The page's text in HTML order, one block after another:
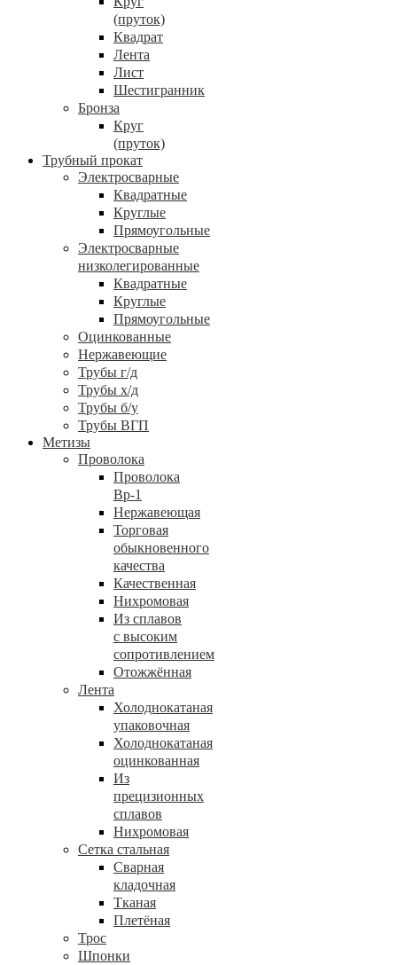
(пруток)
Квадрат
Лента
Лист
Шестигранник
Бронза
Круг
(пруток)
Трубный прокат
Электросварные
Квадратные
Круглые
Прямоугольные
Электросварные
низколегированные
Квадратные
Круглые
Прямоугольные
Оцинкованные
Нержавеющие
Трубы г/д
Трубы х/д
Трубы б/у
Трубы ВГП
Метизы
Проволока
Проволока
Вр-1
Нержавеющая
Торговая
обыкновенного
качества
Качественная
Нихромовая
Из сплавов
с высоким
сопротивлением
Отожжённая
Лента
Холоднокатаная
упаковочная
Холоднокатаная
оцинкованная
Из
прецизионных
сплавов
Нихромовая
Сетка стальная
Сварная
кладочная
Тканая
Плетёная
Трос
Шпонки